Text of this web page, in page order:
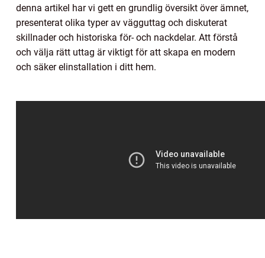
denna artikel har vi gett en grundlig översikt över ämnet,
presenterat olika typer av vägguttag och diskuterat
skillnader och historiska för- och nackdelar. Att förstå
och välja rätt uttag är viktigt för att skapa en modern
och säker elinstallation i ditt hem.